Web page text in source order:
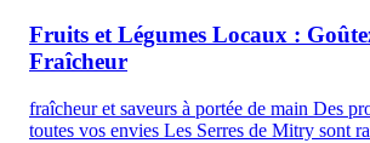
Fruits et Légumes Locaux :
Fraîcheur
fraîcheur et saveurs à portée de main Des
toutes vos envies Les Serres de Mitry sont